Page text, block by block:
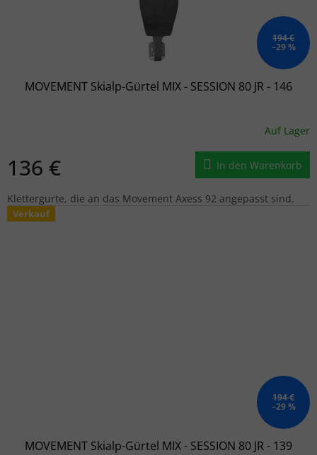
194 €
–29 %
MOVEMENT Skialp-Gürtel MIX - SESSION 80 JR - 146
Auf Lager
136 € In den Warenkorb
Klettergurte, die an das Movement Axess 92 angepasst sind.
Verkauf
194 €
–29 %
MOVEMENT Skialp-Gürtel MIX - SESSION 80 JR - 139